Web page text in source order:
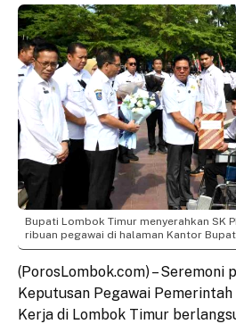
Bupati Lombok Timur menyerahkan SK
ribuan pegawai di halaman Kantor
(PorosLombok.com) – Seremoni
Keputusan Pegawai
Kerja di Lombok Timur